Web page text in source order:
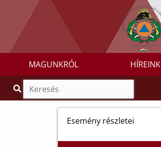
MAGUNKRÓL HÍREINK
Esemény részletei